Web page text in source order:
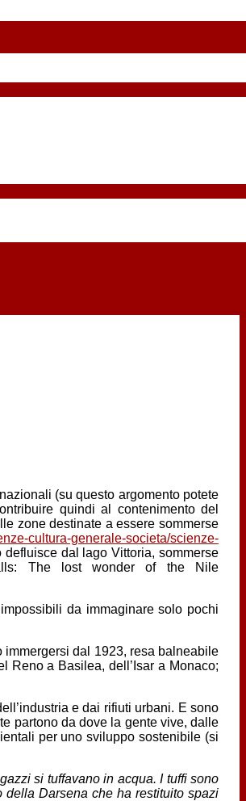
(su questo argomento potete
quindi al contenimento del
zone destinate a essere sommerse
cultura-generale-societa/scienze-
dal lago Vittoria, sommerse
The lost wonder of the Nile
da immaginare solo pochi
dal 1923, resa balneabile
Reno a Basilea, dell’Isar a Monaco;
e dai rifiuti urbani. E sono
partono da dove la gente vive, dalle
per uno sviluppo sostenibile (si
si tuffavano in acqua. I tuffi sono
Darsena che ha restituito spazi